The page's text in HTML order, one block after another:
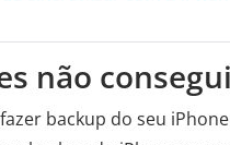
não
backup do seu